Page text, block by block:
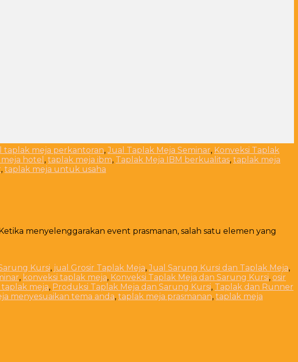
taplak meja perkantoran,Jual Taplak Meja Seminar, Konveksi Taplak
hotel , taplak meja ibm, Taplak Meja IBM berkualitas, taplak meja
, taplak meja untuk usaha
menyelenggarakan event prasmanan, salah satu elemen yang
Kursi, jual Grosir Taplak Meja,Jual Sarung Kursi dan Taplak Meja,
, konveksi taplak meja, Konveksi Taplak Meja dan Sarung Kursi, osir
meja, Produksi Taplak Meja dan Sarung Kursi, Taplak dan Runner
menyesuaikan tema anda, taplak meja prasmanan, taplak meja